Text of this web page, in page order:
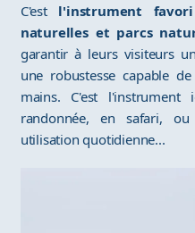
C'est l'instrument
naturelles et parcs
garantir à leurs visiteurs
une robustesse capable
mains. C'est
randonnée, en safari,
utilisation quotidienne...